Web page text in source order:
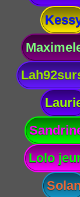
Lolo
Solan